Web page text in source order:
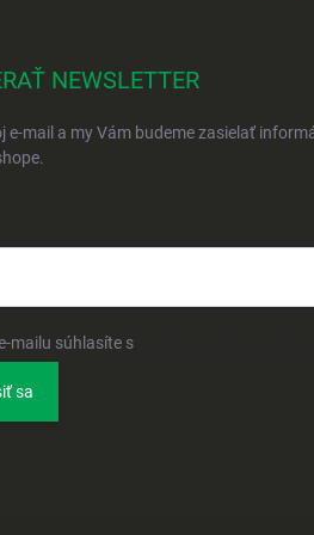
NEWSLETTER
e-mail a my Vám budeme zasielať
mailu súhlasíte s
sa